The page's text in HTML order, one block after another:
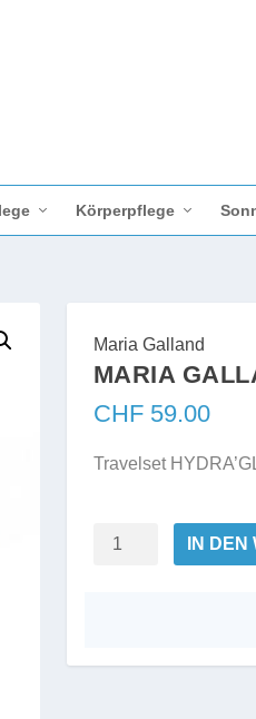
Körperpflege
Maria Galland
MARIA
CHF59.00
Travelset
MARIA
GALLAND
IN